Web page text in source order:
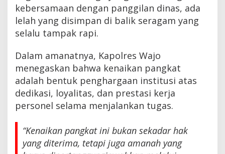
kebersamaan dengan panggilan dinas, ada
lelah yang disimpan di balik seragam yang
selalu tampak rapi.
Dalam amanatnya, Kapolres Wajo
menegaskan bahwa kenaikan pangkat
adalah bentuk penghargaan institusi atas
dedikasi, loyalitas, dan prestasi kerja
personel selama menjalankan tugas.
“Kenaikan pangkat ini bukan sekadar hak
yang diterima, tetapi juga amanah yang